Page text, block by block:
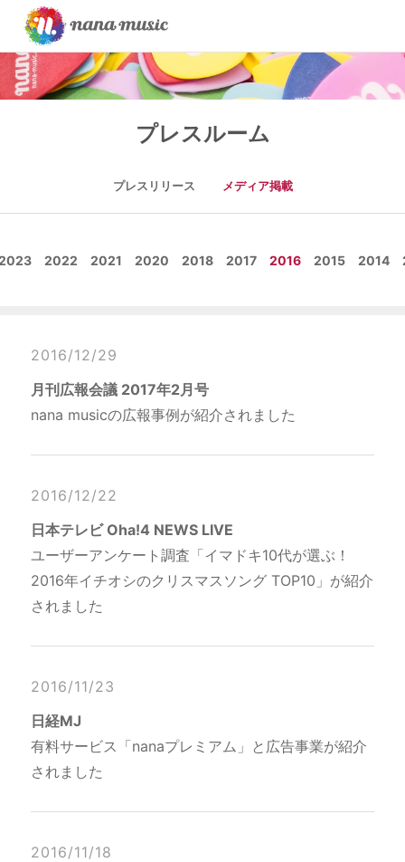
プレスルーム
プレスリリース メディア掲載
2022 2021 2020 2018 2017 2016 2015 2014
2016/12/29
月刊広報会議 2017年2月号
nana musicの広報事例が紹介されました
2016/12/22
日本テレビ Oha!4 NEWS LIVE
ユーザーアンケート調査「イマドキ10代が選ぶ！
2016年イチオシのクリスマスソング TOP10」が紹介
されました
2016/11/23
日経MJ
有料サービス「nanaプレミアム」と広告事業が紹介
されました
2016/11/18